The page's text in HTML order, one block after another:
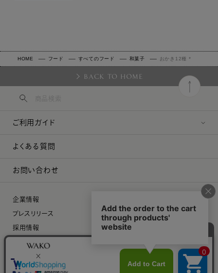
HOME フード すべてのフード 和菓子 おかき12種 *
BACK TO HOME
ご利用ガイド
よくある質問
お問い合わせ
企業情報
プレスリリース
採用情報
特定商取引に関する法律に基づく表示
プライバシーポリシー